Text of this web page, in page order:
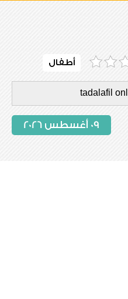
أطفال
tadalafil
09 أغسطس 2026